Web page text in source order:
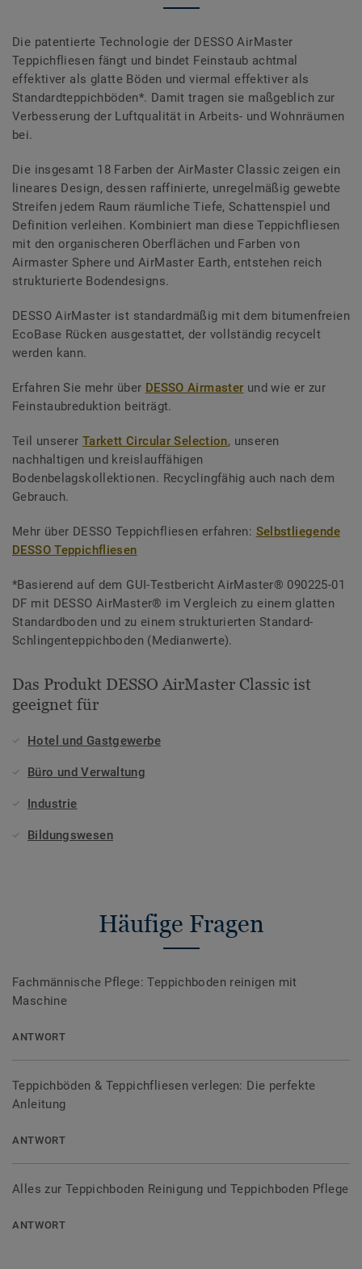
Die patentierte Technologie der DESSO AirMaster
Teppichfliesen fängt und bindet Feinstaub achtmal
effektiver als glatte Böden und viermal effektiver als
Standardteppichböden*. Damit tragen sie maßgeblich zur
Verbesserung der Luftqualität in Arbeits- und Wohnräumen
bei.
Die insgesamt 18 Farben der AirMaster Classic zeigen ein
lineares Design, dessen raffinierte, unregelmäßig gewebte
Streifen jedem Raum räumliche Tiefe, Schattenspiel und
Definition verleihen. Kombiniert man diese Teppichfliesen
mit den organischeren Oberflächen und Farben von
Airmaster Sphere und AirMaster Earth, entstehen reich
strukturierte Bodendesigns.
DESSO AirMaster ist standardmäßig mit dem bitumenfreien
EcoBase Rücken ausgestattet, der vollständig recycelt
werden kann.
Erfahren Sie mehr über DESSO Airmaster und wie er zur
Feinstaubreduktion beiträgt.
Teil unserer Tarkett Circular Selection, unseren
nachhaltigen und kreislauffähigen
Bodenbelagskollektionen. Recyclingfähig auch nach dem
Gebrauch.
Mehr über DESSO Teppichfliesen erfahren: Selbstliegende
DESSO Teppichfliesen
*Basierend auf dem GUI-Testbericht AirMaster® 090225-01
DF mit DESSO AirMaster® im Vergleich zu einem glatten
Standardboden und zu einem strukturierten Standard-
Schlingenteppichboden (Medianwerte).
Das Produkt DESSO AirMaster Classic ist
geeignet für
Hotel und Gastgewerbe
Büro und Verwaltung
Industrie
Bildungswesen
Häufige Fragen
Fachmännische Pflege: Teppichboden reinigen mit
Maschine
ANTWORT
Teppichböden & Teppichfliesen verlegen: Die perfekte
Anleitung
ANTWORT
Alles zur Teppichboden Reinigung und Teppichboden Pflege
ANTWORT